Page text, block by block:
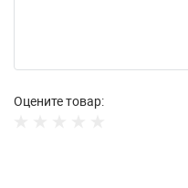
Оцените товар: